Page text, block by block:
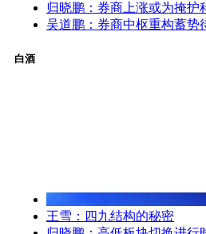
归晓鹏：券商上涨或为掩护
吴道鹏：券商中枢重构蓄势
白酒
王雪：四九结构的秘密